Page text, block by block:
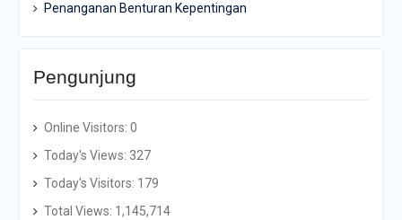
Penanganan Benturan Kepentingan
Pengunjung
Online Visitors: 0
Today's Views: 327
Today's Visitors: 179
Total Views: 1,145,714